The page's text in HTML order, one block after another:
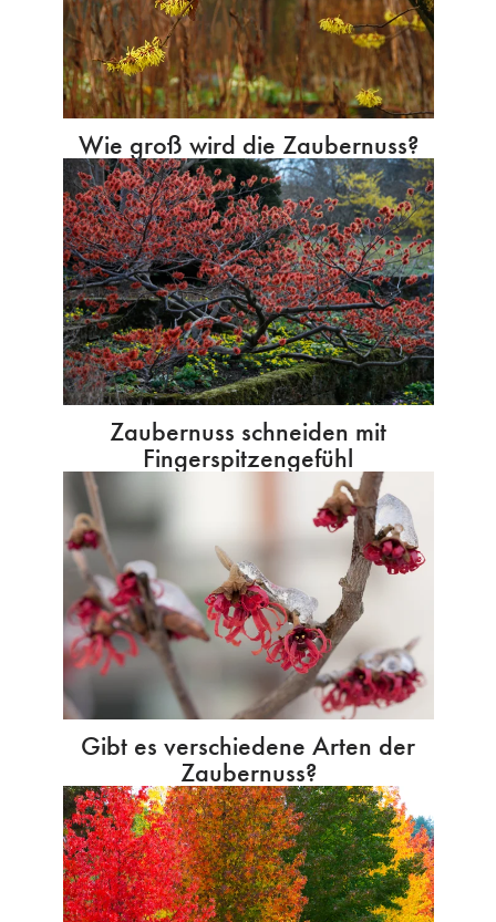
Wie groß wird die Zaubernuss?
Zaubernuss schneiden mit
Fingerspitzengefühl
Gibt es verschiedene Arten der
Zaubernuss?